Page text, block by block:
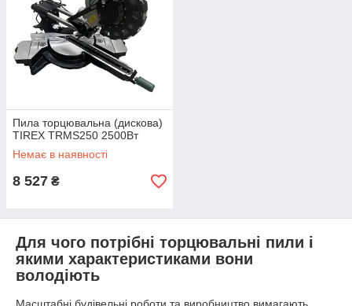
Пила торцювальна (дискова)
TIREX TRMS250 2500Вт
Немає в наявності
8 527 ₴
Для чого потрібні торцювальні пили і
якими характеристиками вони
володіють
Масштабні будівельні роботи та виробництво вимагають